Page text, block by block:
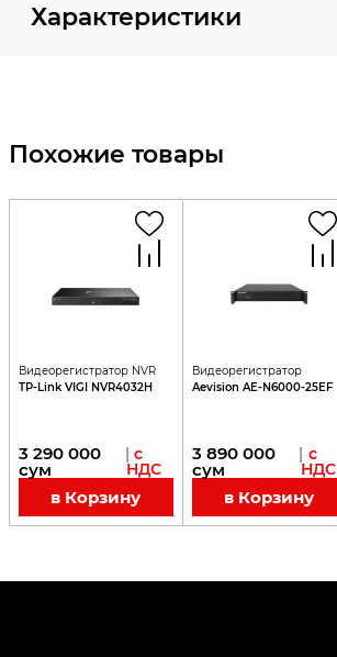
Характеристики
Похожие товары
Видеорегистратор NVR
TP-Link VIGI NVR4032H
3 290 000
сум
| с
НДС
в Корзину
Видеорегистратор
Aevision AE-N6000-25EF
3 890 000
сум
| с
НДС
в Корзину